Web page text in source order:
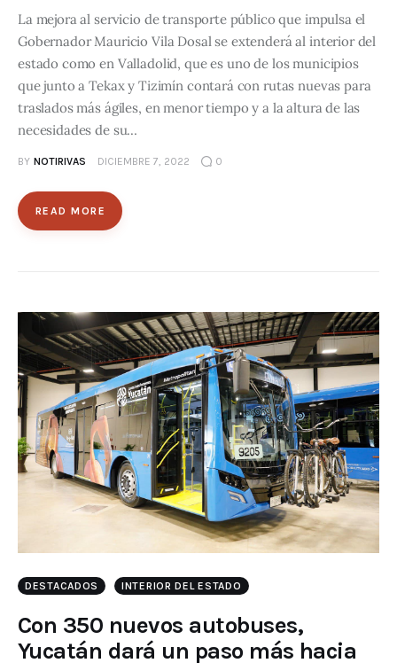
La mejora al servicio de transporte público que impulsa el
Gobernador Mauricio Vila Dosal se extenderá al interior del
estado como en Valladolid, que es uno de los municipios
que junto a Tekax y Tizimín contará con rutas nuevas para
traslados más ágiles, en menor tiempo y a la altura de las
necesidades de su…
BY NOTIRIVAS DICIEMBRE 7, 2022 0
READ MORE
DESTACADOS INTERIOR DEL ESTADO
Con 350 nuevos autobuses,
Yucatán dará un paso más hacia